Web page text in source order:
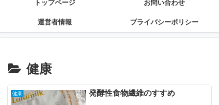
トップページ お問い合わせ
運営者情報 プライバシーポリシー
健康
健康 発酵性食物繊維のすすめ